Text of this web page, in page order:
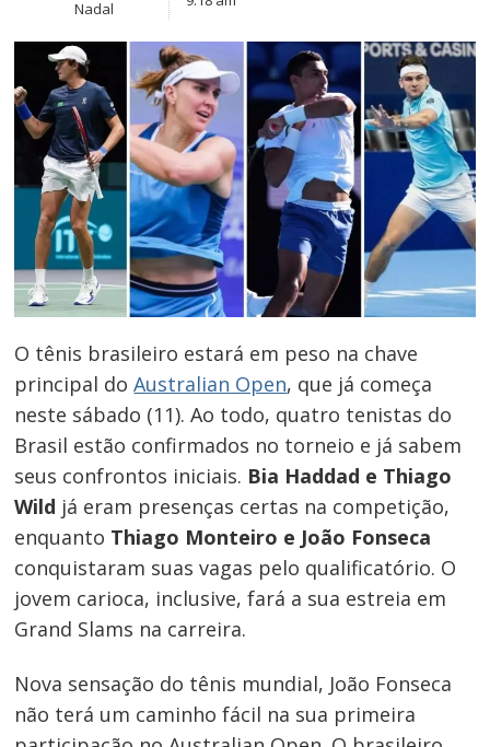
Nadal
O tênis brasileiro estará em peso na chave
principal doAustralian Open, que já começa
neste sábado (11). Ao todo, quatro tenistas do
Brasil estão confirmados no torneio e já sabem
seus confrontos iniciais. Bia Haddad e Thiago
Wild já eram presenças certas na competição,
enquanto Thiago Monteiro e João Fonseca
conquistaram suas vagas pelo qualificatório. O
jovem carioca, inclusive, fará a sua estreia em
Grand Slams na carreira.
Nova sensação do tênis mundial, João Fonseca
não terá um caminho fácil na sua primeira